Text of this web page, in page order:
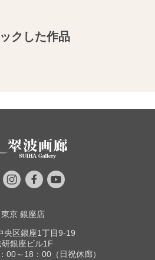
クした作品
東京 銀座店
央区銀座1丁目9-19
研銀座ビル1F
00～18：00（日祝休廊）